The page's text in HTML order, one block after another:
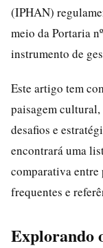
(IPHAN)
meio da Portaria
instrumento de
Este artigo tem
paisagem
desafios e
encontrará uma
comparativa entre
frequentes e
Explorando